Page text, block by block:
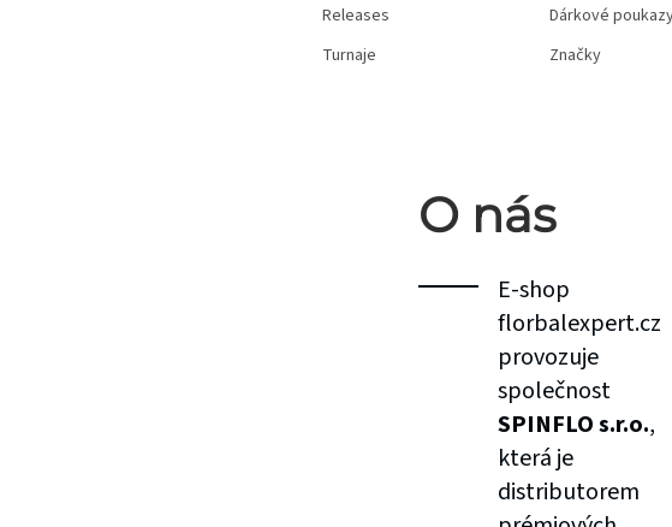
Releases
Turnaje
Dárkové
Značky
O nás
E-shop
florbalexpert.cz
provozuje
společnost
SPINFLO s.r.o.,
která je
distributorem